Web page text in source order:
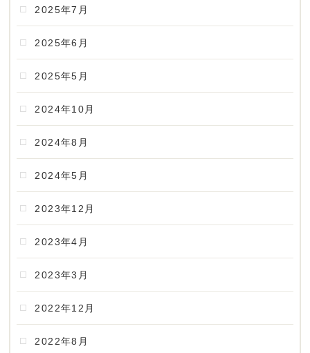
2025年7月
2025年6月
2025年5月
2024年10月
2024年8月
2024年5月
2023年12月
2023年4月
2023年3月
2022年12月
2022年8月